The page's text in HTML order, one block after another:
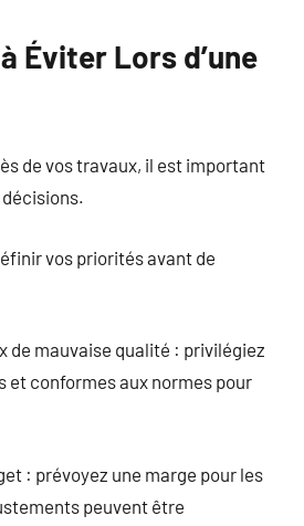
Éviter Lors d’une
de vos travaux, il est important
décisions.
vos priorités avant de
de mauvaise qualité : privilégiez
et conformes aux normes pour
: prévoyez une marge pour les
peuvent être